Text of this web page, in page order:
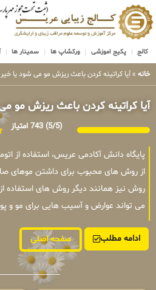
کالج پکیج اموزشی ورکشاپ ها سمینار ها
خانه »آیا کراتینه کردن باعث ریزش مو می شود یا
آیا کراتینه کردن باعث ریزش مو
(5/5) 743 امتیاز
پایگاه دانش آکادمی عریس، استفاده از
از روش های محبوب برای داشتن موهای
روش نیز همانند دیگر روش های استفاده
می تواند عوارض و آسیب هایی برای مو و
ادامه مطلب صفحه اصلی